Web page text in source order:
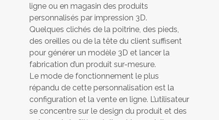
ligne ou en magasin des produits
personnalisés par impression 3D.
Quelques clichés de la poitrine, des pieds,
des oreilles ou de la tête du client suffisent
pour générer un modèle 3D et lancer la
fabrication d’un produit sur-mesure.
Le mode de fonctionnement le plus
répandu de cette personnalisation est la
configuration et la vente en ligne. L’utilisateur
se concentre sur le design du produit et des